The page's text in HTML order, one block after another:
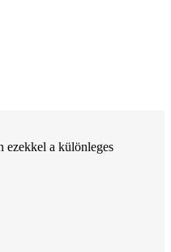
ezekkel a különleges